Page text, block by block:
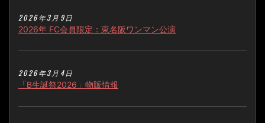
2026年3月9日
2026年 FC会員限定：東名阪ワンマン公演
2026年3月4日
「B生誕祭2026」物販情報